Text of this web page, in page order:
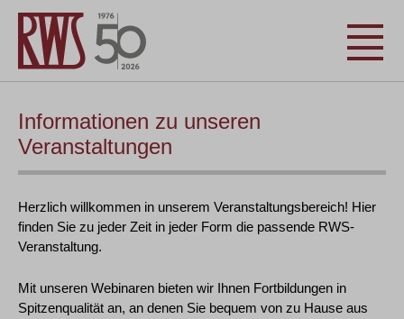
Informationen zu unseren
Veranstaltungen
Herzlich willkommen in unserem Veranstaltungsbereich! Hier
finden Sie zu jeder Zeit in jeder Form die passende RWS-
Veranstaltung.
Mit unseren Webinaren bieten wir Ihnen Fortbildungen in
Spitzenqualität an, an denen Sie bequem von zu Hause aus